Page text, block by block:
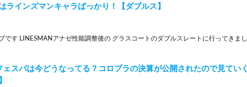
ラインズマンキャラばっかり！【ダブルス】
す LINESMANアナゼ性能調整後の グラスコートのダブルスレートに行ってきまし
スバは今どうなってる？コロプラの決算が公開されたので見ていく